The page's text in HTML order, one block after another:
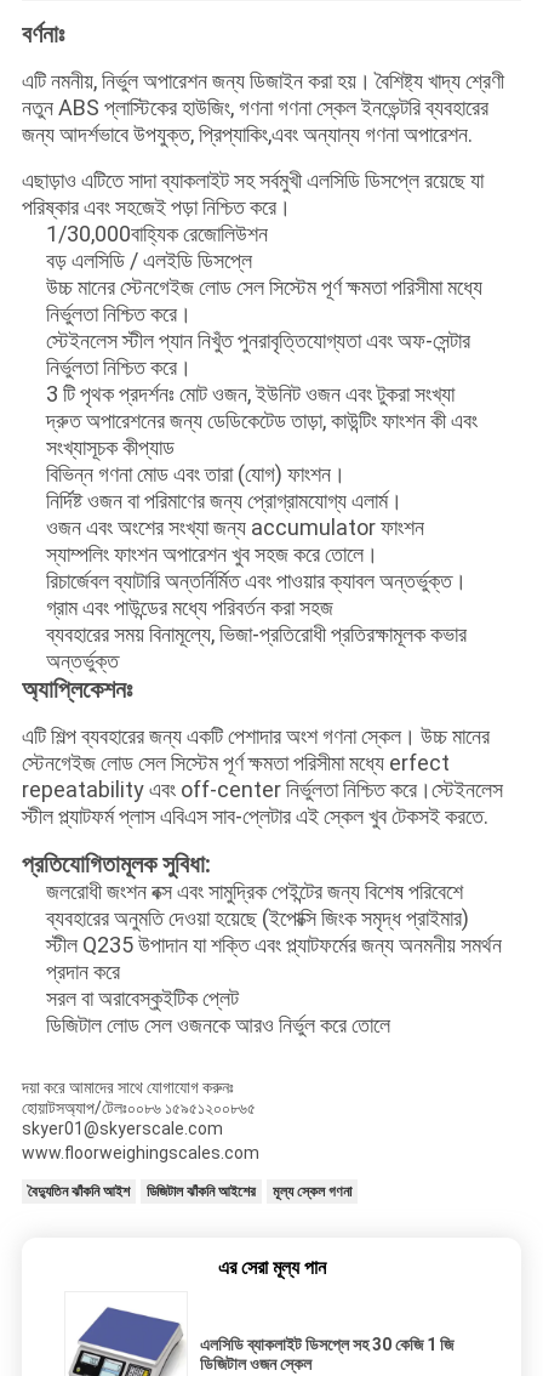
বর্ণনাঃ
এটি নমনীয়, নির্ভুল অপারেশন জন্য ডিজাইন করা হয়। বৈশিষ্ট্য খাদ্য শ্রেণী
নতুন ABS প্লাস্টিকের হাউজিং, গণনা গণনা স্কেল ইনভেন্টরি ব্যবহারের
জন্য আদর্শভাবে উপযুক্ত, প্রিপ্যাকিং,এবং অন্যান্য গণনা অপারেশন.
এছাড়াও এটিতে সাদা ব্যাকলাইট সহ সর্বমুখী এলসিডি ডিসপ্লে রয়েছে যা
পরিষ্কার এবং সহজেই পড়া নিশ্চিত করে।
1/30,000বাহ্যিক রেজোলিউশন
বড় এলসিডি / এলইডি ডিসপ্লে
উচ্চ মানের স্টেনগেইজ লোড সেল সিস্টেম পূর্ণ ক্ষমতা পরিসীমা মধ্যে
নির্ভুলতা নিশ্চিত করে।
স্টেইনলেস স্টীল প্যান নিখুঁত পুনরাবৃত্তিযোগ্যতা এবং অফ-সেন্টার
নির্ভুলতা নিশ্চিত করে।
3 টি পৃথক প্রদর্শনঃ মোট ওজন, ইউনিট ওজন এবং টুকরা সংখ্যা
দ্রুত অপারেশনের জন্য ডেডিকেটেড তাড়া, কাউন্টিং ফাংশন কী এবং
সংখ্যাসূচক কীপ্যাড
বিভিন্ন গণনা মোড এবং তারা (যোগ) ফাংশন।
নির্দিষ্ট ওজন বা পরিমাণের জন্য প্রোগ্রামযোগ্য এলার্ম।
ওজন এবং অংশের সংখ্যা জন্য accumulator ফাংশন
স্যাম্পলিং ফাংশন অপারেশন খুব সহজ করে তোলে।
রিচার্জেবল ব্যাটারি অন্তর্নির্মিত এবং পাওয়ার ক্যাবল অন্তর্ভুক্ত।
গ্রাম এবং পাউন্ডের মধ্যে পরিবর্তন করা সহজ
ব্যবহারের সময় বিনামূল্যে, ভিজা-প্রতিরোধী প্রতিরক্ষামূলক কভার
অন্তর্ভুক্ত
অ্যাপ্লিকেশনঃ
এটি শিল্প ব্যবহারের জন্য একটি পেশাদার অংশ গণনা স্কেল। উচ্চ মানের
স্টেনগেইজ লোড সেল সিস্টেম পূর্ণ ক্ষমতা পরিসীমা মধ্যে erfect
repeatability এবং off-center নির্ভুলতা নিশ্চিত করে।স্টেইনলেস
স্টীল প্ল্যাটফর্ম প্লাস এবিএস সাব-প্লেটার এই স্কেল খুব টেকসই করতে.
প্রতিযোগিতামূলক সুবিধা:
জলরোধী জংশন বক্স এবং সামুদ্রিক পেইন্টের জন্য বিশেষ পরিবেশে
ব্যবহারের অনুমতি দেওয়া হয়েছে (ইপোক্সি জিংক সমৃদ্ধ প্রাইমার)
স্টীল Q235 উপাদান যা শক্তি এবং প্ল্যাটফর্মের জন্য অনমনীয় সমর্থন
প্রদান করে
সরল বা অরাবেস্কুইটিক প্লেট
ডিজিটাল লোড সেল ওজনকে আরও নির্ভুল করে তোলে
দয়া করে আমাদের সাথে যোগাযোগ করুনঃ
হোয়াটসঅ্যাপ/টেলঃ০০৮৬ ১৫৯৫১২০০৮৬৫
skyer01@skyerscale.com
www.floorweighingscales.com
বৈদ্যুতিন ঝাঁকনি আইশ ডিজিটাল ঝাঁকনি আইশের মূল্য স্কেল গণনা
এর সেরা মূল্য পান
এলসিডি ব্যাকলাইট ডিসপ্লে সহ 30 কেজি 1 জি
ডিজিটাল ওজন স্কেল